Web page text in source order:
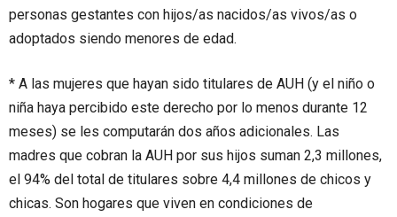
personas gestantes con hijos/as nacidos/as vivos/as o
adoptados siendo menores de edad.
* A las mujeres que hayan sido titulares de AUH (y el niño o
niña haya percibido este derecho por lo menos durante 12
meses) se les computarán dos años adicionales. Las
madres que cobran la AUH por sus hijos suman 2,3 millones,
el 94% del total de titulares sobre 4,4 millones de chicos y
chicas. Son hogares que viven en condiciones de